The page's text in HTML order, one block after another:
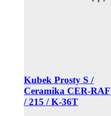
Kubek Prosty S /
Ceramika CER-RAF
/ 215 / K-36T